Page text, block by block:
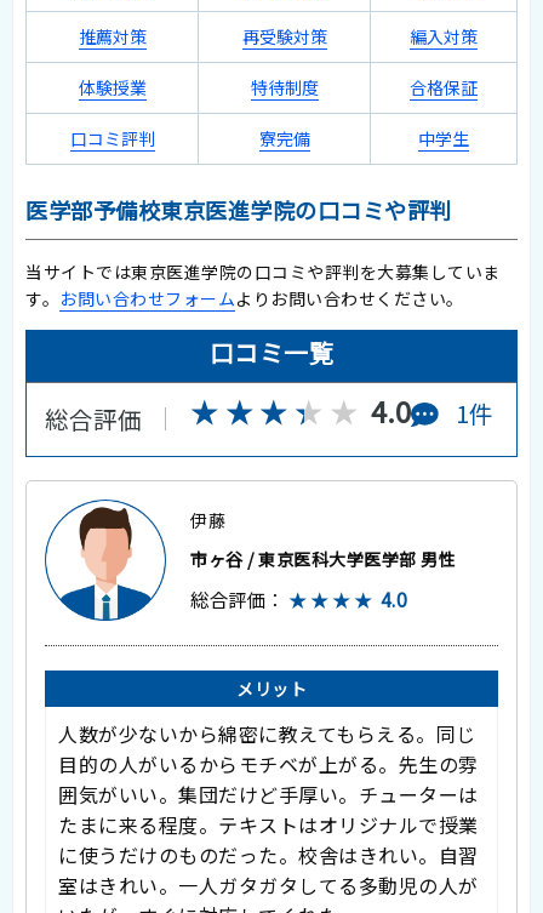
推薦対策 再受験対策 編入対策
体験授業 特待制度 合格保証
口コミ評判 寮完備 中学生
医学部予備校東京医進学院の口コミや評判
当サイトでは東京医進学院の口コミや評判を大募集していま
す。 お問い合わせフォームよりお問い合わせください。
口コミ一覧
総合評価
★★★★★
★★★★★ 4.0 1件
伊藤
市ヶ谷 / 東京医科大学医学部 男性
総合評価： ★★★★ 4.0
メリット
人数が少ないから綿密に教えてもらえる。同じ
目的の人がいるからモチベが上がる。先生の雰
囲気がいい。集団だけど手厚い。チューターは
たまに来る程度。テキストはオリジナルで授業
に使うだけのものだった。校舎はきれい。自習
室はきれい。一人ガタガタしてる多動児の人が